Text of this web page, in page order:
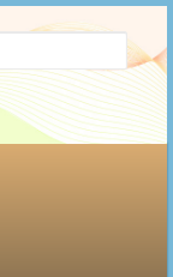
（ナシの
検
索